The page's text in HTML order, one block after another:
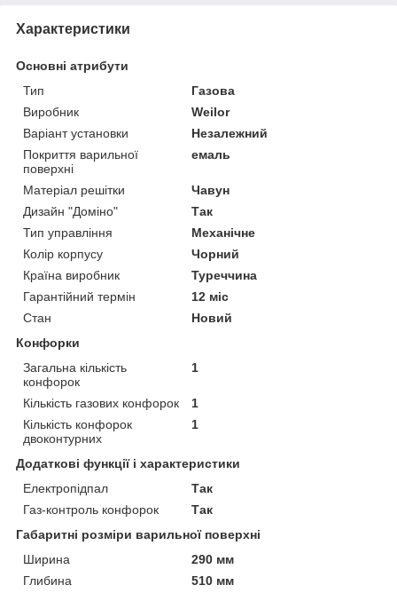
Характеристики
Основні атрибути
Тип
Газова
Виробник
Weilor
Варіант установки
Незалежний
Покриття варильної
поверхні
емаль
Матеріал решітки
Чавун
Дизайн "Доміно"
Так
Тип управління
Механічне
Колір корпусу
Чорний
Країна виробник
Туреччина
Гарантійний термін
12 міс
Стан
Новий
Конфорки
Загальна кількість
конфорок
1
Кількість газових конфорок
1
Кількість конфорок
двоконтурних
1
Додаткові функції і характеристики
Електропідпал
Так
Газ-контроль конфорок
Так
Габаритні розміри варильної поверхні
Ширина
290 мм
Глибина
510 мм